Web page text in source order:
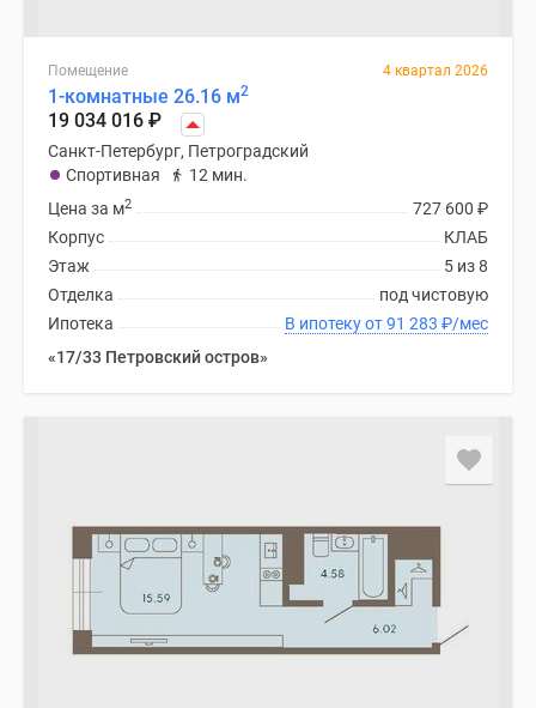
Помещение 4 квартал 2026
1-комнатные 26.16 м2
19 034 016 ₽
Санкт-Петербург, Петроградский
Спортивная
12 мин.
727 600 ₽
Цена за м2
КЛАБ
Корпус
5 из 8
Этаж
под чистовую
Отделка
В ипотеку от 91 283 ₽/мес
Ипотека
«17/33 Петровский остров»